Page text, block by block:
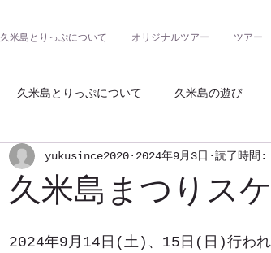
久米島とりっぷについて オリジナルツアー ツアー
久米島とりっぷについて 久米島の遊び
久米島まつりス
yukusince2020 2024年9月3日 読了時間:
2024年9月14日(土)、15日(日)行われ